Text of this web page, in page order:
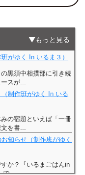
もっと見る